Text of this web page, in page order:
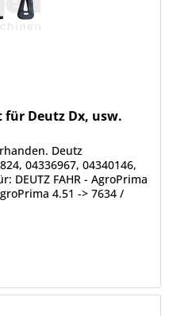
Deutz Dx, usw.
Deutz
04336967, 04340146,
DEUTZ FAHR - AgroPrima
4.51 -> 7634 /